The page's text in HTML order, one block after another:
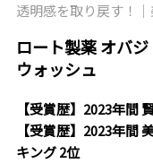
透明感を取り戻す！
ロート製薬 オバ
ウォッシュ
【受賞歴】2023年間
【受賞歴】2023年間
キング 2位